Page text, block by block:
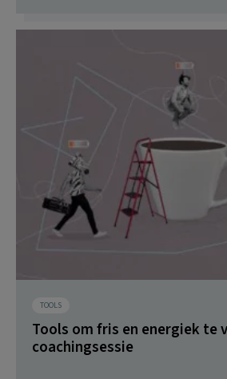
TOOLS
Tools om fris en energiek te
coachingsessie